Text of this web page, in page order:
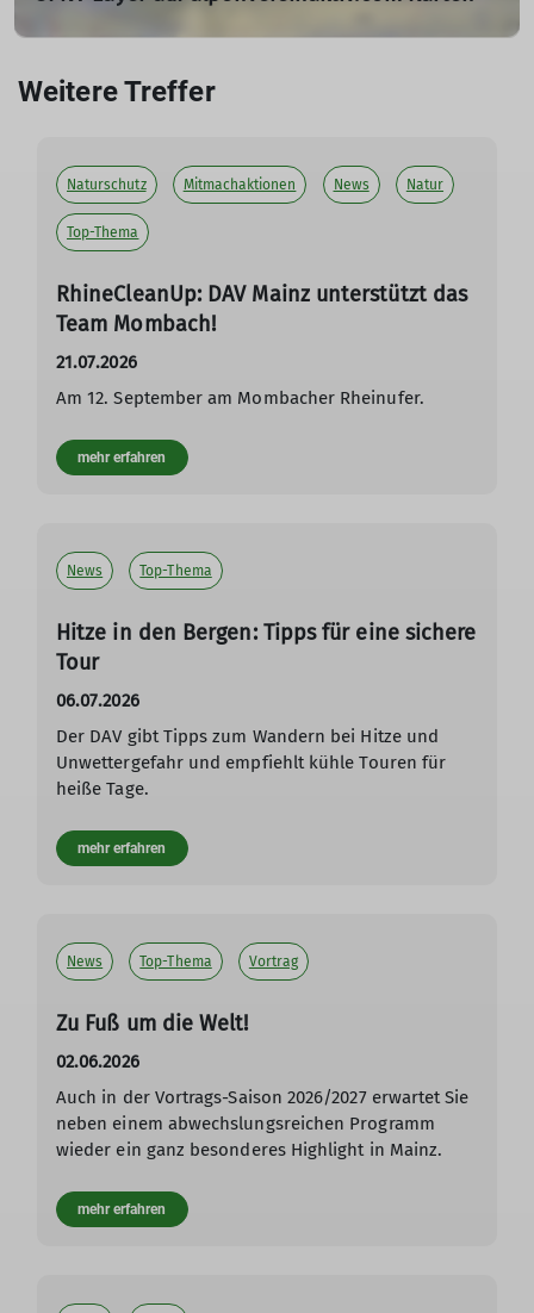
24.07.2024
gemütlichen Zugfahrten und grandiosen Aussichten
erweitert worden!
mehr erfahren
Weitere Treffer
Naturschutz Mitmachaktionen News Natur
Top-Thema
RhineCleanUp: DAV Mainz unterstützt das
Team Mombach!
21.07.2026
Am 12. September am Mombacher Rheinufer.
mehr erfahren
News Top-Thema
Hitze in den Bergen: Tipps für eine sichere
Tour
06.07.2026
Der DAV gibt Tipps zum Wandern bei Hitze und
Unwettergefahr und empfiehlt kühle Touren für
heiße Tage.
mehr erfahren
News Top-Thema Vortrag
Zu Fuß um die Welt!
02.06.2026
Auch in der Vortrags-Saison 2026/2027 erwartet Sie
neben einem abwechslungsreichen Programm
wieder ein ganz besonderes Highlight in Mainz.
mehr erfahren